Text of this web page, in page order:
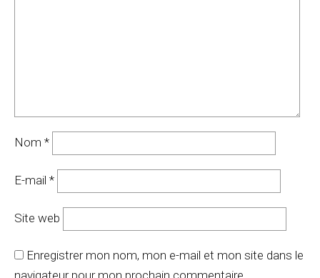
Nom *
E-mail *
Site web
Enregistrer mon nom, mon e-mail et mon site dans le